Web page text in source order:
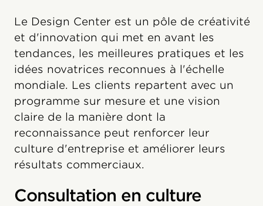
Le Design Center est un pôle de créativité
et d'innovation qui met en avant les
tendances, les meilleures pratiques et les
idées novatrices reconnues à l'échelle
mondiale. Les clients repartent avec un
programme sur mesure et une vision
claire de la manière dont la
reconnaissance peut renforcer leur
culture d'entreprise et améliorer leurs
résultats commerciaux.
Consultation en culture